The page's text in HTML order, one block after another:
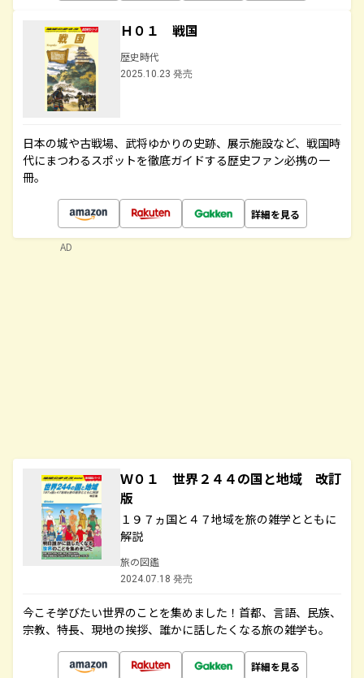
Ｈ０１ 戦国
歴史時代
2025.10.23 発売
日本の城や古戦場、武将ゆかりの史跡、展示施設など、戦国時
代にまつわるスポットを徹底ガイドする歴史ファン必携の一
冊。
詳細を見る
Ｗ０１ 世界２４４の国と地域 改訂
版
１９７ヵ国と４７地域を旅の雑学とともに
解説
旅の図鑑
2024.07.18 発売
今こそ学びたい世界のことを集めました！首都、言語、民族、
宗教、特長、現地の挨拶、誰かに話したくなる旅の雑学も。
詳細を見る
AD